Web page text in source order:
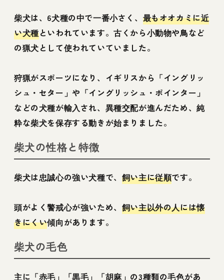
柴犬は、6犬種の中で一番小さく、 最もオオカミに近
い犬種といわれています。古くから小動物や鳥など
の猟犬として使われていていました。
狩猟がスポーツになり、イギリスから「イングリッ
シュ・セター」や「イングリッシュ・ポインター」
などの犬種が輸入され、異種交配が進んだため、純
粋な柴犬を保存する動きが始まりました。
柴犬の性格と特徴
柴犬は忠誠心の強い犬種で、 飼い主に従順です。
頭がよく警戒心が強いため、 飼い主以外の人には懐
きにくい傾向があります。
柴犬の毛色
主に「赤毛」「黒毛」「胡麻」の3種類の毛色があ